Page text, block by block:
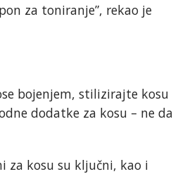
za toniranje”, rekao je
bojenjem, stilizirajte kosu
dodatke za kosu – ne da
za kosu su ključni, kao i